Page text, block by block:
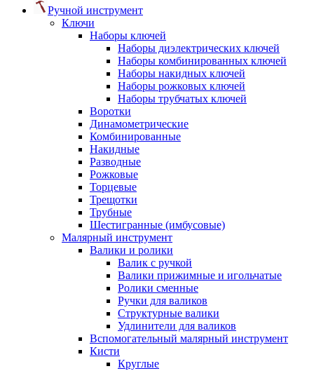
Ручной инструмент
Ключи
Наборы ключей
Наборы диэлектрических ключей
Наборы комбинированных ключей
Наборы накидных ключей
Наборы рожковых ключей
Наборы трубчатых ключей
Воротки
Динамометрические
Комбинированные
Накидные
Разводные
Рожковые
Торцевые
Трещотки
Трубные
Шестигранные (имбусовые)
Малярный инструмент
Валики и ролики
Валик с ручкой
Валики прижимные и игольчатые
Ролики сменные
Ручки для валиков
Структурные валики
Удлинители для валиков
Вспомогательный малярный инструмент
Кисти
Круглые